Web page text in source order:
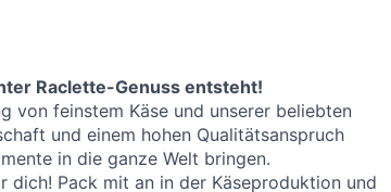
Raclette-Genuss entsteht!
von feinstem Käse und unserer beliebten
und einem hohen Qualitätsanspruch
in die ganze Welt bringen.
dich! Pack mit an in der Käseproduktion und